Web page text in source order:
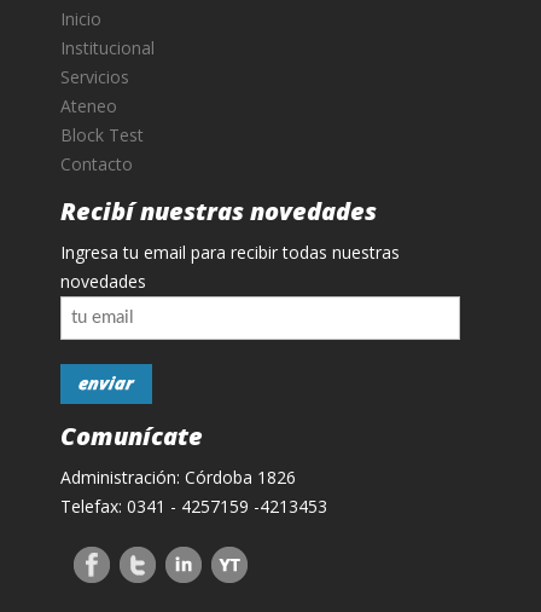
Inicio
Institucional
Servicios
Ateneo
Block Test
Contacto
Recibí nuestras novedades
Ingresa tu email para recibir todas nuestras
novedades
Comunícate
Administración: Córdoba 1826
Telefax: 0341 - 4257159 -4213453